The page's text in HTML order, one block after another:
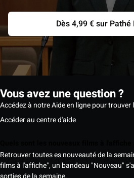
Dès 4,99 € sur Pathé
Vous avez une question ?
Accédez à notre Aide en ligne pour trouver
Accéder au centre d'aide
Retrouver toutes es nouveauté de la
films à l'affiche", un bandeau "Nouveau"